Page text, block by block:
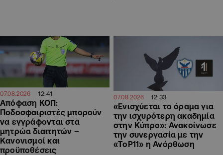
07.08.2026 12:41
Απόφαση ΚΟΠ:
Ποδοσφαιριστές μπορούν
να εγγράφονται στα
μητρώα διαιτητών –
Κανονισμοί και
προϋποθέσεις
07.08.2026 12:33
«Ενισχύεται το όραμα για
την ισχυρότερη ακαδημία
στην Κύπρο»: Ανακοίνωσε
την συνεργασία με την
«ToP11» η Ανόρθωση